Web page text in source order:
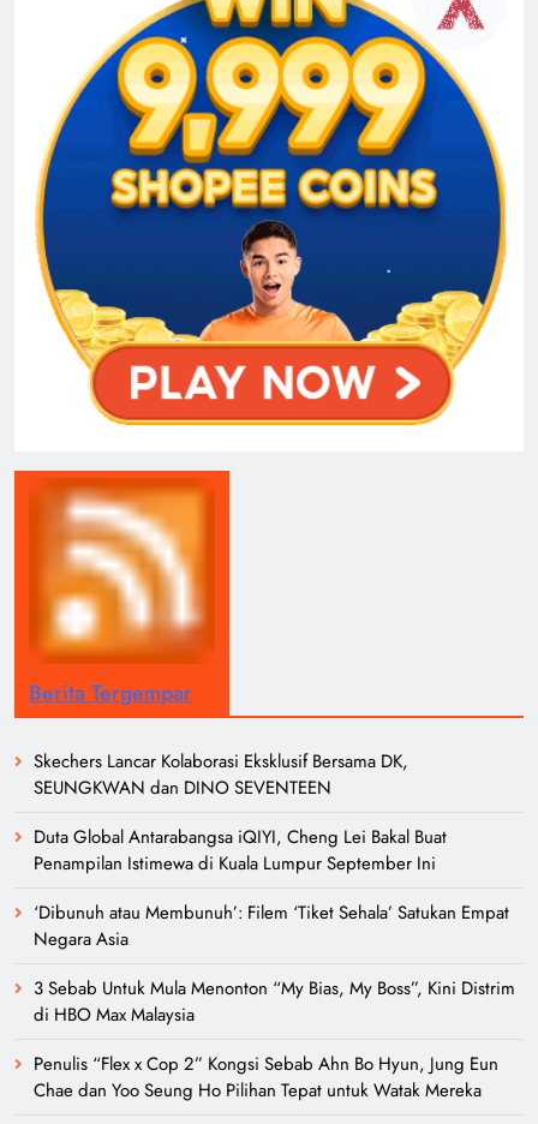
Berita Tergempar
Skechers Lancar Kolaborasi Eksklusif Bersama DK,
SEUNGKWAN dan DINO SEVENTEEN
Duta Global Antarabangsa iQIYI, Cheng Lei Bakal Buat
Penampilan Istimewa di Kuala Lumpur September Ini
‘Dibunuh atau Membunuh’: Filem ‘Tiket Sehala’ Satukan Empat
Negara Asia
3 Sebab Untuk Mula Menonton “My Bias, My Boss”, Kini Distrim
di HBO Max Malaysia
Penulis “Flex x Cop 2” Kongsi Sebab Ahn Bo Hyun, Jung Eun
Chae dan Yoo Seung Ho Pilihan Tepat untuk Watak Mereka